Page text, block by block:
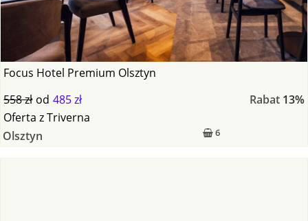
Focus Hotel Premium Olsztyn
558 zł od 485 zł Rabat 13%
6
Oferta zTriverna
Olsztyn